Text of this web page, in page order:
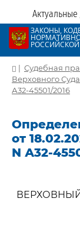
ЗАКОНЫ,
| Судебная
Верховного
А32-45501/2016
от
N А32-